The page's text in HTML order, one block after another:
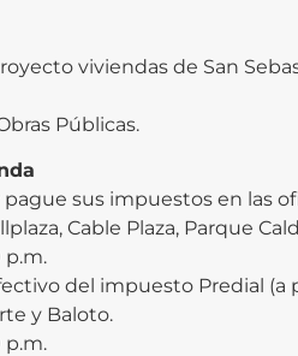
viviendas de San
Públicas.
sus impuestos en las
Cable Plaza, Parque
p.m.
del impuesto Predial (a
y Baloto.
p.m.